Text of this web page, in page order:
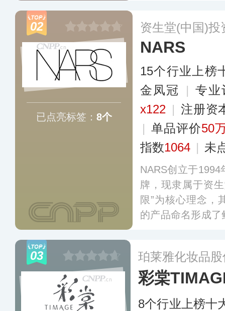
列，满足消费者
02
已点亮标签： 8个
资生堂(中国)投
NARS
15个行业上榜
金凤冠
| 专
x122 | 注册资
| 单品评价50
指数1064 | 未
NARS创立于
牌，现隶属于资
限”为核心理念，
的产品命名形成
喜爱。更多
03 珀莱雅化妆品
彩棠
8个行业上榜十